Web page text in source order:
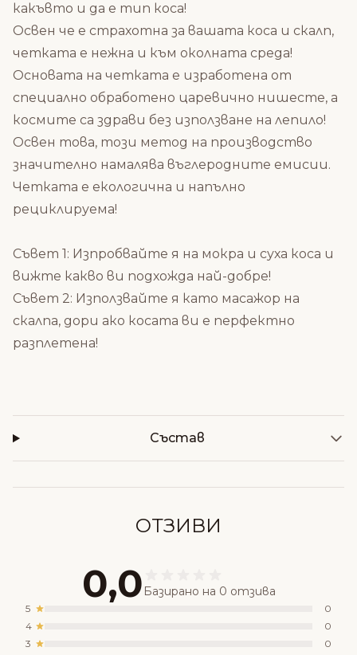
какъвто и да е тип коса!
Освен че е страхотна за вашата коса и скалп,
четката е нежна и към околната среда!
Основата на четката е изработена от
специално обработено царевично нишесте, а
космите са здрави без използване на лепило!
Освен това, този метод на производство
значително намалява въглеродните емисии.
Четката е екологична и напълно
рециклируема!
Съвет 1: Изпробвайте я на мокра и суха коса и
вижте какво ви подхожда най-добре!
Съвет 2: Използвайте я като масажор на
скалпа, дори ако косата ви е перфектно
разплетена!
Състав
ОТЗИВИ
0,0 Базирано на 0 отзива
5
0
4
0
3
0